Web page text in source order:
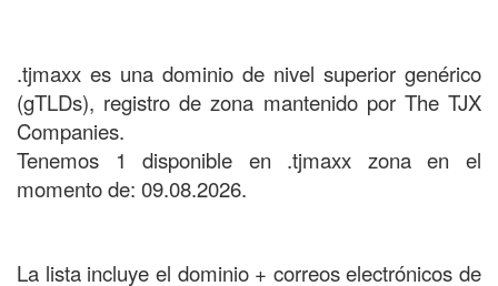
.tjmaxx es una dominio de nivel superior genérico
(gTLDs), registro de zona mantenido por The TJX
Companies.
Tenemos 1 disponible en .tjmaxx zona en el
momento de: 09.08.2026.
La lista incluye el dominio + correos electrónicos de